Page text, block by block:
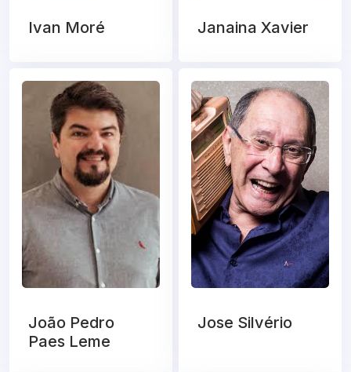
Ivan Moré Janaina Xavier
João Pedro
Paes Leme
Jose Silvério